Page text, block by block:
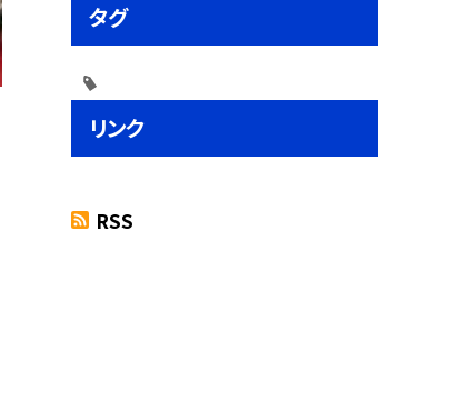
タグ
リンク
RSS